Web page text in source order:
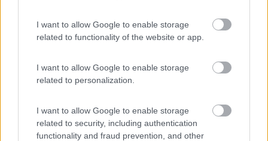
I want to allow Google to enable storage
related to functionality of the website or app.
I want to allow Google to enable storage
related to personalization.
I want to allow Google to enable storage
related to security, including authentication
functionality and fraud prevention, and other
Sostato a luglio 2019, gestore gentilissimo,
vicinissima, supermercato fuori porta come la
fermata del Bus, panettiere 100m. Consigliata.